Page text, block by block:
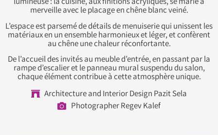
merveille avec le placage en chêne blanc veiné.
L’espace est parsemé de détails de menuiserie qui unissent les
matériaux en un ensemble harmonieux et léger, et confèrent
au chêne une chaleur réconfortante.
De l’accueil des invités au meuble d’entrée, en passant par la
rampe d’escalier et le panneau mural suspendu du salon,
chaque élément contribue à cette atmosphère unique.
Architecture and Interior Design Pazit Sela
Photographer Regev Kalef